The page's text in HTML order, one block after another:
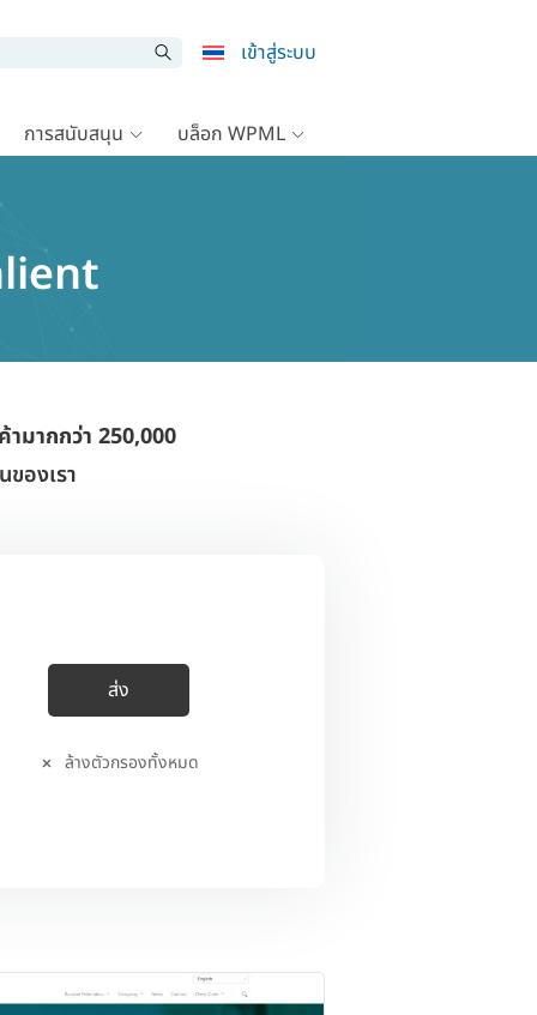
เข้าสู่ระบบ
การสนับสนุน บล็อก WPML
ามากกว่า 250,000
องเรา
ล้างตัวกรองทั้งหมด